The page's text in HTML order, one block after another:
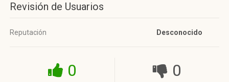
Revisión de Usuarios
Reputación Desconocido
0 0